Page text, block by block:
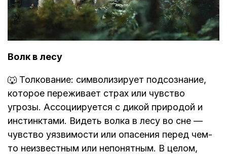
Волк в лесу
🐺 Толкование: символизирует подсознание,
которое переживает страх или чувство
угрозы. Ассоциируется с дикой природой и
инстинктами. Видеть волка в лесу во сне —
чувство уязвимости или опасения перед чем-
то неизвестным или непонятным. В целом,